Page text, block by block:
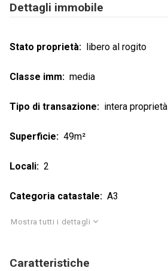
Dettagli immobile
Stato proprietà libero al rogito
Classe imm media
Tipo di transazione intera proprietà
Superficie 49m²
Locali 2
Categoria catastale A3
Mostra tutti i dettagli
Caratteristiche